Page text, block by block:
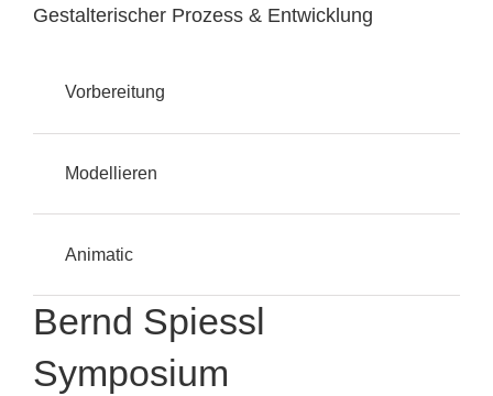
Gestalterischer Prozess & Entwicklung
Vorbereitung
Modellieren
Animatic
Bernd Spiessl
Symposium